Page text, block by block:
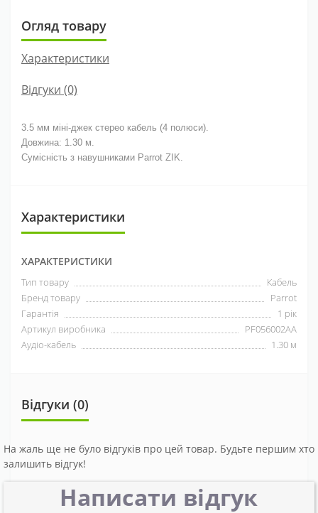
Огляд товару
Характеристики
Відгуки (0)
3.5 мм міні-джек стерео кабель (4 полюси).
Довжина: 1.30 м.
Сумісність з навушниками Parrot ZIK.
Характеристики
ХАРАКТЕРИСТИКИ
Тип товару
Кабель
Бренд товару
Parrot
Гарантія
1 рік
Артикул виробника
PF056002AA
Аудіо-кабель
1.30 м
Відгуки (0)
На жаль ще не було відгуків про цей товар. Будьте першим хто
залишить відгук!
Написати відгук